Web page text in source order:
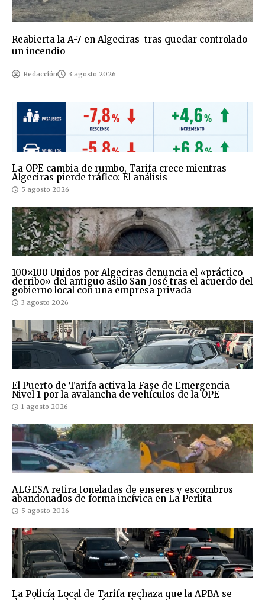
Reabierta la A-7 en Algeciras tras quedar controlado
un incendio
Redacción 3 agosto 2026
La OPE cambia de rumbo, Tarifa crece mientras
Algeciras pierde tráfico: El análisis
5 agosto 2026
100×100 Unidos por Algeciras denuncia el «práctico
derribo» del antiguo asilo San José tras el acuerdo del
gobierno local con una empresa privada
3 agosto 2026
El Puerto de Tarifa activa la Fase de Emergencia
Nivel 1 por la avalancha de vehículos de la OPE
1 agosto 2026
ALGESA retira toneladas de enseres y escombros
abandonados de forma incívica en La Perlita
5 agosto 2026
La Policía Local de Tarifa rechaza que la APBA se